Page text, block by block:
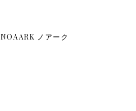
NOAARK ノアーク